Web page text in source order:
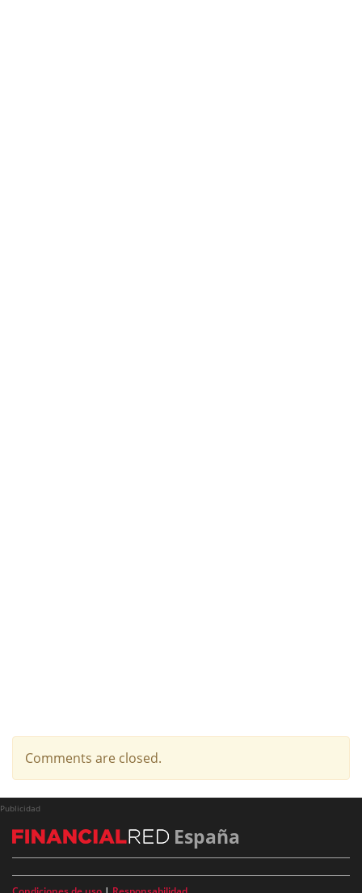
Comments are closed.
Publicidad
España